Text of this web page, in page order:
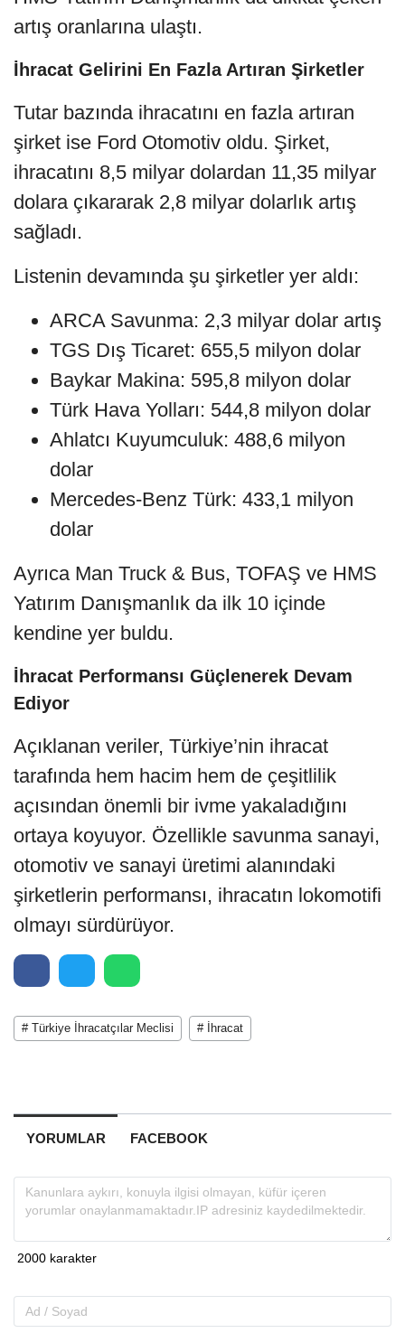
artış oranlarına ulaştı.
İhracat Gelirini En Fazla Artıran Şirketler
Tutar bazında ihracatını en fazla artıran
şirket ise Ford Otomotiv oldu. Şirket,
ihracatını 8,5 milyar dolardan 11,35 milyar
dolara çıkararak 2,8 milyar dolarlık artış
sağladı.
Listenin devamında şu şirketler yer aldı:
ARCA Savunma: 2,3 milyar dolar artış
TGS Dış Ticaret: 655,5 milyon dolar
Baykar Makina: 595,8 milyon dolar
Türk Hava Yolları: 544,8 milyon dolar
Ahlatcı Kuyumculuk: 488,6 milyon
dolar
Mercedes-Benz Türk: 433,1 milyon
dolar
Ayrıca Man Truck & Bus, TOFAŞ ve HMS
Yatırım Danışmanlık da ilk 10 içinde
kendine yer buldu.
İhracat Performansı Güçlenerek Devam
Ediyor
Açıklanan veriler, Türkiye’nin ihracat
tarafında hem hacim hem de çeşitlilik
açısından önemli bir ivme yakaladığını
ortaya koyuyor. Özellikle savunma sanayi,
otomotiv ve sanayi üretimi alanındaki
şirketlerin performansı, ihracatın lokomotifi
olmayı sürdürüyor.
# Türkiye İhracatçılar Meclisi # İhracat
YORUMLAR FACEBOOK